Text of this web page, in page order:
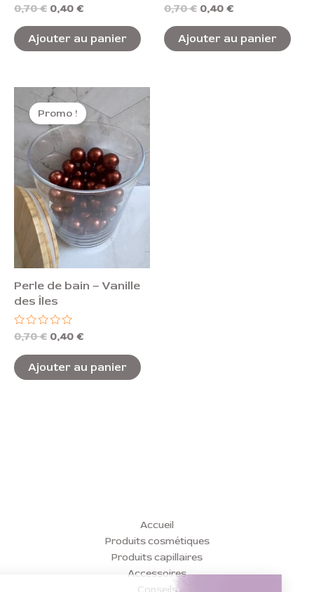
Note
sur
5
0,70€ 0,40 €
Ajouter au panier
Note
sur
5
0,70€ 0,40 €
Ajouter au panier
Promo !
Perle de bain – Vanille
des Îles
Note
sur
5
0,70€
Le
prix
initial
était :
0,70 €.
0,40 €
Le
prix
actuel
est :
0,40 €.
Ajouter au panier
Accueil
Produits cosmétiques
Produits capillaires
Accessoires
Conseils